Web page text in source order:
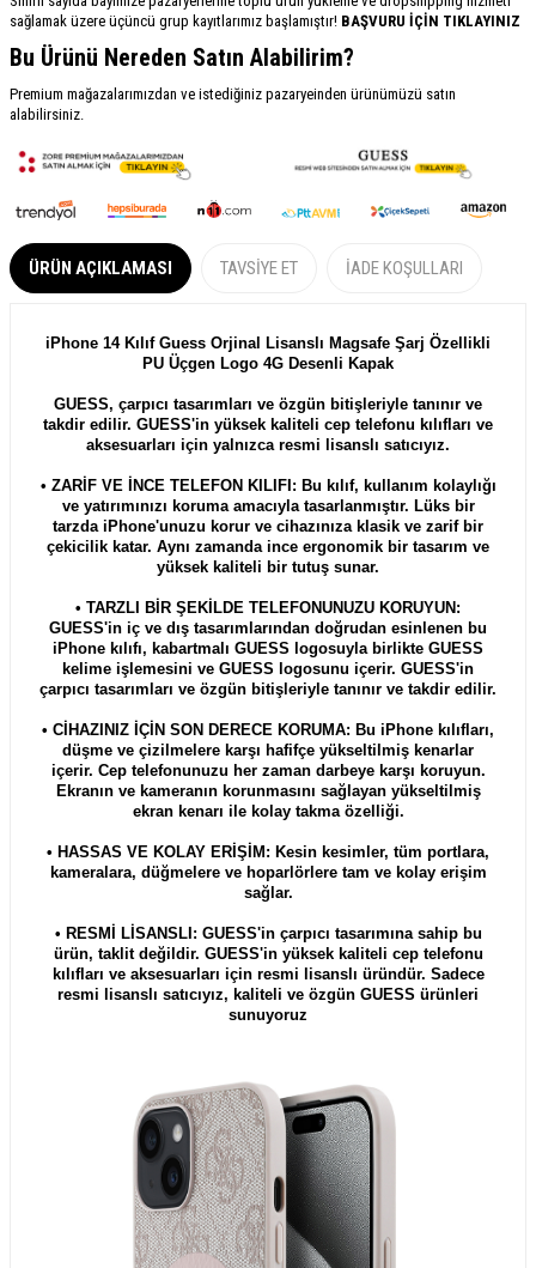
sağlamak üzere üçüncü grup kayıtlarımız başlamıştır! BAŞVURU İÇİN TIKLAYINIZ
Bu Ürünü Nereden Satın Alabilirim?
Premium mağazalarımızdan ve istediğiniz pazaryeinden ürünümüzü satın
alabilirsiniz.
ÜRÜN AÇIKLAMASI TAVSIYE ET İADE KOŞULLARI
iPhone 14 Kılıf Guess Orjinal Lisanslı Magsafe Şarj Özellikli
PU Üçgen Logo 4G Desenli Kapak
GUESS, çarpıcı tasarımları ve özgün bitişleriyle tanınır ve
takdir edilir. GUESS'in yüksek kaliteli cep telefonu kılıfları ve
aksesuarları için yalnızca resmi lisanslı satıcıyız.
• ZARİF VE İNCE TELEFON KILIFI: Bu kılıf, kullanım kolaylığı
ve yatırımınızı koruma amacıyla tasarlanmıştır. Lüks bir
tarzda iPhone'unuzu korur ve cihazınıza klasik ve zarif bir
çekicilik katar. Aynı zamanda ince ergonomik bir tasarım ve
yüksek kaliteli bir tutuş sunar.
• TARZLI BİR ŞEKİLDE TELEFONUNUZU KORUYUN:
GUESS'in iç ve dış tasarımlarından doğrudan esinlenen bu
iPhone kılıfı, kabartmalı GUESS logosuyla birlikte GUESS
kelime işlemesini ve GUESS logosunu içerir. GUESS'in
çarpıcı tasarımları ve özgün bitişleriyle tanınır ve takdir edilir.
• CİHAZINIZ İÇİN SON DERECE KORUMA: Bu iPhone kılıfları,
düşme ve çizilmelere karşı hafifçe yükseltilmiş kenarlar
içerir. Cep telefonunuzu her zaman darbeye karşı koruyun.
Ekranın ve kameranın korunmasını sağlayan yükseltilmiş
ekran kenarı ile kolay takma özelliği.
• HASSAS VE KOLAY ERİŞİM: Kesin kesimler, tüm portlara,
kameralara, düğmelere ve hoparlörlere tam ve kolay erişim
sağlar.
• RESMİ LİSANSLI: GUESS'in çarpıcı tasarımına sahip bu
ürün, taklit değildir. GUESS'in yüksek kaliteli cep telefonu
kılıfları ve aksesuarları için resmi lisanslı üründür. Sadece
resmi lisanslı satıcıyız, kaliteli ve özgün GUESS ürünleri
sunuyoruz